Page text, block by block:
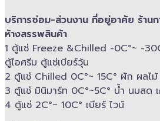
บริการซ่อม-​ส่วนงาน ที่อยู่อาศัย ร้านก
ห้างสรรพสินค้า
1 ตู้แช่ Freeze &​Chilled -​0C°~ -​
ตู้ไอศรีม ตู้แช่เบียร์วุ้น
2 ตู้แช่ Chilled​ 0C°~ 15C° ผัก ผลไม้
3 ตู้แช่​ มินิมาร์ท 0C°~5C° น้ำ นมสด
4 ตู้แช่ 2C°~ 10​C° เบียร์ ไวน์